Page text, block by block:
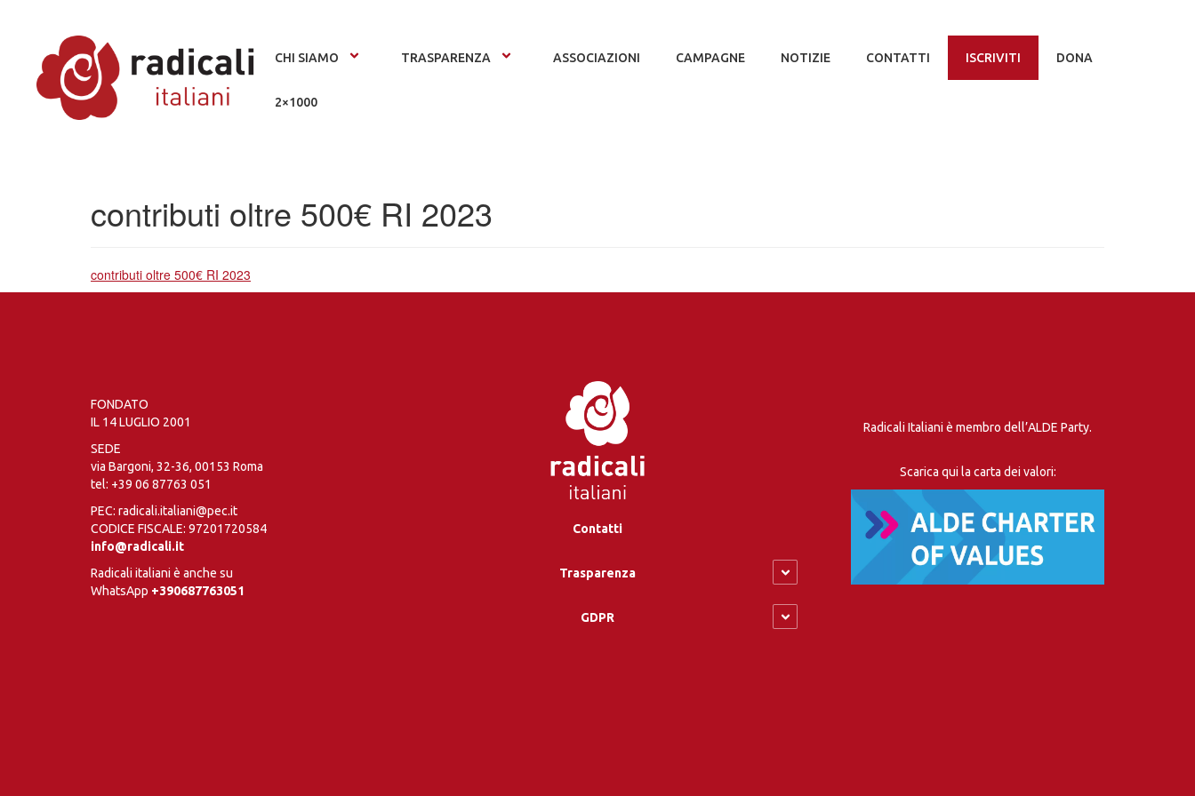
CHI SIAMO TRASPARENZA ASSOCIAZIONI CAMPAGNE NOTIZIE CONTATTI ISCRIVITI DONA
2×1000
contributi oltre 500€ RI 2023
contributi oltre 500€ RI 2023
FONDATO
IL 14 LUGLIO 2001
SEDE
via Bargoni, 32-36, 00153 Roma
tel: +39 06 87763 051
PEC: radicali.italiani@pec.it
CODICE FISCALE: 97201720584
info@radicali.it
Radicali italiani è anche su
WhatsApp +390687763051
Contatti
Trasparenza
GDPR
Radicali Italiani è membro dell’ALDE Party.
Scarica qui la carta dei valori: